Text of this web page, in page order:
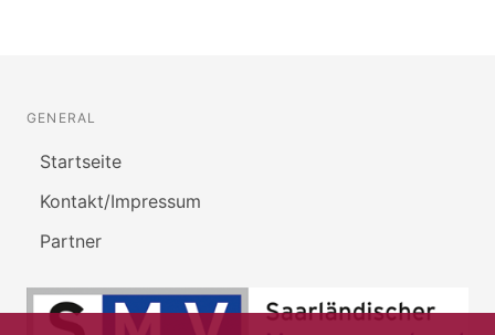
GENERAL
Startseite
Kontakt/Impressum
Partner